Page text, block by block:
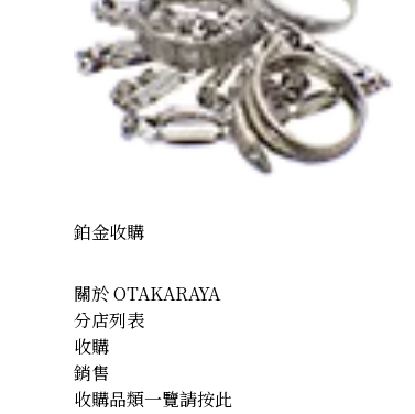
Overseas Trip Commemorative Medal
鉑金收購
關於 OTAKARAYA
分店列表
收購
銷售
收購品類一覽請按此